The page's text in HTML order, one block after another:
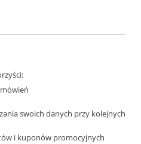
swoich danych przy kolejnych
i kuponów promocyjnych